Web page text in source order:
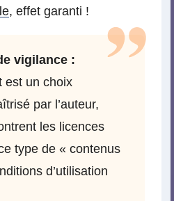
, effet garanti !
vigilance :
est un choix
par l’auteur,
les licences
type de « contenus
d’utilisation